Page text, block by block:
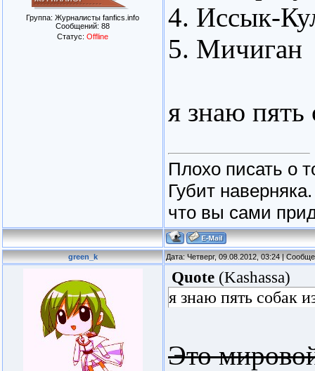
Группа: Журналисты fanfics.info
Сообщений: 88
Статус: Offline
4. Иссык-
5. Мичиган
я знаю пять
Плохо писать о
Губит
что вы сами
green_k Дата: Четверг, 09.08.2012, 03:24 |
Quote (Kashassa)
я знаю пять собак
Это